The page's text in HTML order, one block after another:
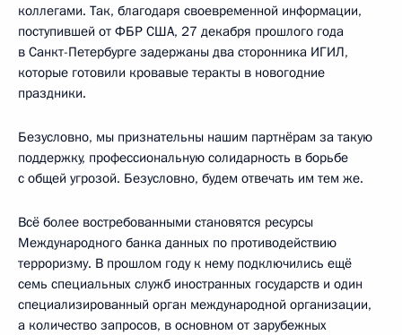
коллегами. Так, благодаря своевременной информации,
поступившей от ФБР США, 27 декабря прошлого года
в Санкт-Петербурге задержаны два сторонника ИГИЛ,
которые готовили кровавые теракты в новогодние
праздники.
Безусловно, мы признательны нашим партнёрам за такую
поддержку, профессиональную солидарность в борьбе
с общей угрозой. Безусловно, будем отвечать им тем же.
Всё более востребованными становятся ресурсы
Международного банка данных по противодействию
терроризму. В прошлом году к нему подключились ещё
семь специальных служб иностранных государств и один
специализированный орган международной организации,
а количество запросов, в основном от зарубежных